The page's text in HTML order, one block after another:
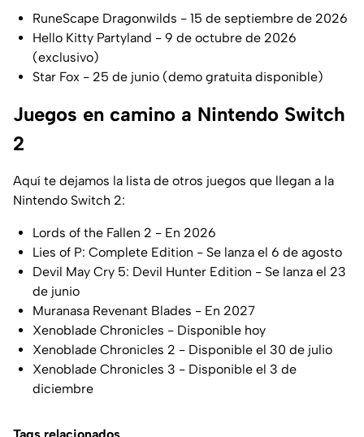
RuneScape Dragonwilds - 15 de septiembre de 2026
Hello Kitty Partyland - 9 de octubre de 2026
(exclusivo)
Star Fox - 25 de junio (demo gratuita disponible)
Juegos en camino a Nintendo Switch
2
Aquí te dejamos la lista de otros juegos que llegan a la
Nintendo Switch 2:
Lords of the Fallen 2 - En 2026
Lies of P: Complete Edition - Se lanza el 6 de agosto
Devil May Cry 5: Devil Hunter Edition - Se lanza el 23
de junio
Muranasa Revenant Blades - En 2027
Xenoblade Chronicles - Disponible hoy
Xenoblade Chronicles 2 - Disponible el 30 de julio
Xenoblade Chronicles 3 - Disponible el 3 de
diciembre
Tags relacionados